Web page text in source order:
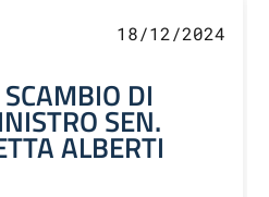
18/12/2024
DI
SEN.
ALBERTI